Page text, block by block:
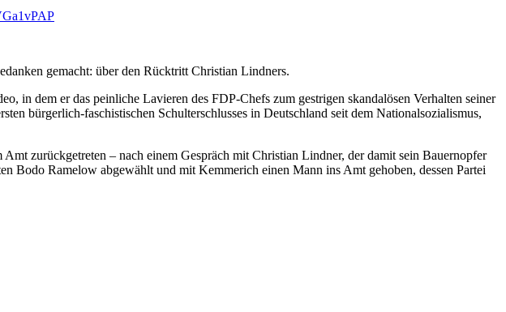
gemacht: über den Rücktritt Christian Lindners.
in dem er das peinliche Lavieren des FDP-Chefs zum gestrigen skandalösen Verhalten seiner
bürgerlich-faschistischen Schulterschlusses in Deutschland seit dem Nationalsozialismus,
zurückgetreten – nach einem Gespräch mit Christian Lindner, der damit sein Bauernopfer
Bodo Ramelow abgewählt und mit Kemmerich einen Mann ins Amt gehoben, dessen Partei